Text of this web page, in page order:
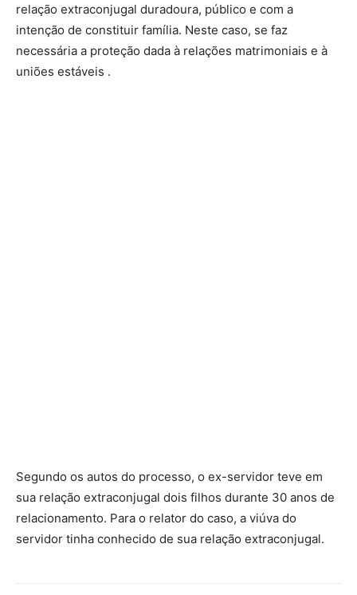
relação extraconjugal duradoura, público e com a
intenção de constituir família. Neste caso, se faz
necessária a proteção dada à relações matrimoniais e à
uniões estáveis .
Segundo os autos do processo, o ex-servidor teve em
sua relação extraconjugal dois filhos durante 30 anos de
relacionamento. Para o relator do caso, a viúva do
servidor tinha conhecido de sua relação extraconjugal.